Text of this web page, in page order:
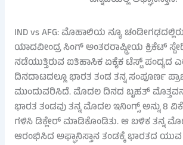
IND vs AFG: ಮೊಹಾಲಿಯ ನ್ಯೂ
ಯಾದವೀಂದ್ರ ಸಿಂಗ್ ಅಂತರರಾಷ್ಟ್ರೀಯ ಕ್ರಿಕೆಟ್
ನಡೆಯುತ್ತಿರುವ ಐತಿಹಾಸಿಕ ಏಕೈಕ ಟೆಸ್ಟ್ ಪಂದ್ಯದ
ದಿನದಾಟದಲ್ಲೂ ಭಾರತ ತಂಡ ತನ್ನ ಸಂಪೂರ್ಣ
ಮುಂದುವರಿಸಿದೆ. ಮೊದಲ ದಿನದ ಬೃಹತ್
ಭಾರತ ತಂಡವು ತನ್ನ ಮೊದಲ ಇನಿಂಗ್ಸ್ ಅನ್ನು 8
ಗಳಿಸಿ ಡಿಕ್ಲೇರ್ ಮಾಡಿಕೊಂಡಿತು. ಆ ಬಳಿಕ ತನ್ನ
ಆರಂಭಿಸಿದ ಅಫ್ಘಾನಿಸ್ತಾನ ತಂಡಕ್ಕೆ ಭಾರತದ